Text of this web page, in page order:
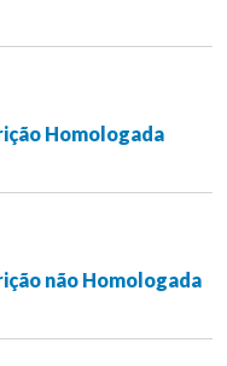
Homologada
não Homologada